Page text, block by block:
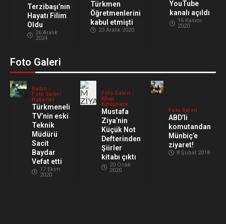
Terzibaşı’nın
Hayatı Filim
Oldu
26 Aralık
2024
Türkmen
Öğretmenlerini
kabul etmişti
23 Aralık 2020
YouTube
kanalı açıldı
16 Kasım
2020
Foto Galeri
Basın
Foto Galeri
Haberler
Türkmeneli
TV’nin eski
Teknik
Müdürü
Sacit
Baydar
Vefat etti
17 Ekim
2020
Foto Galeri
Kitap
Kütüphane
Mustafa
Ziya’nin
Küçük Not
Defterinden
Şiirler
kitabı çıktı
20 Ocak
2020
Foto Galeri
ABD’li
komutandan
Münbiç’e
ziyaret!
8 Şubat 2018